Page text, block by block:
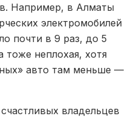
Например, в Алматы
электромобилей
почти в 9 раз, до 5
тоже неплохая, хотя
авто там меньше —
владельцев